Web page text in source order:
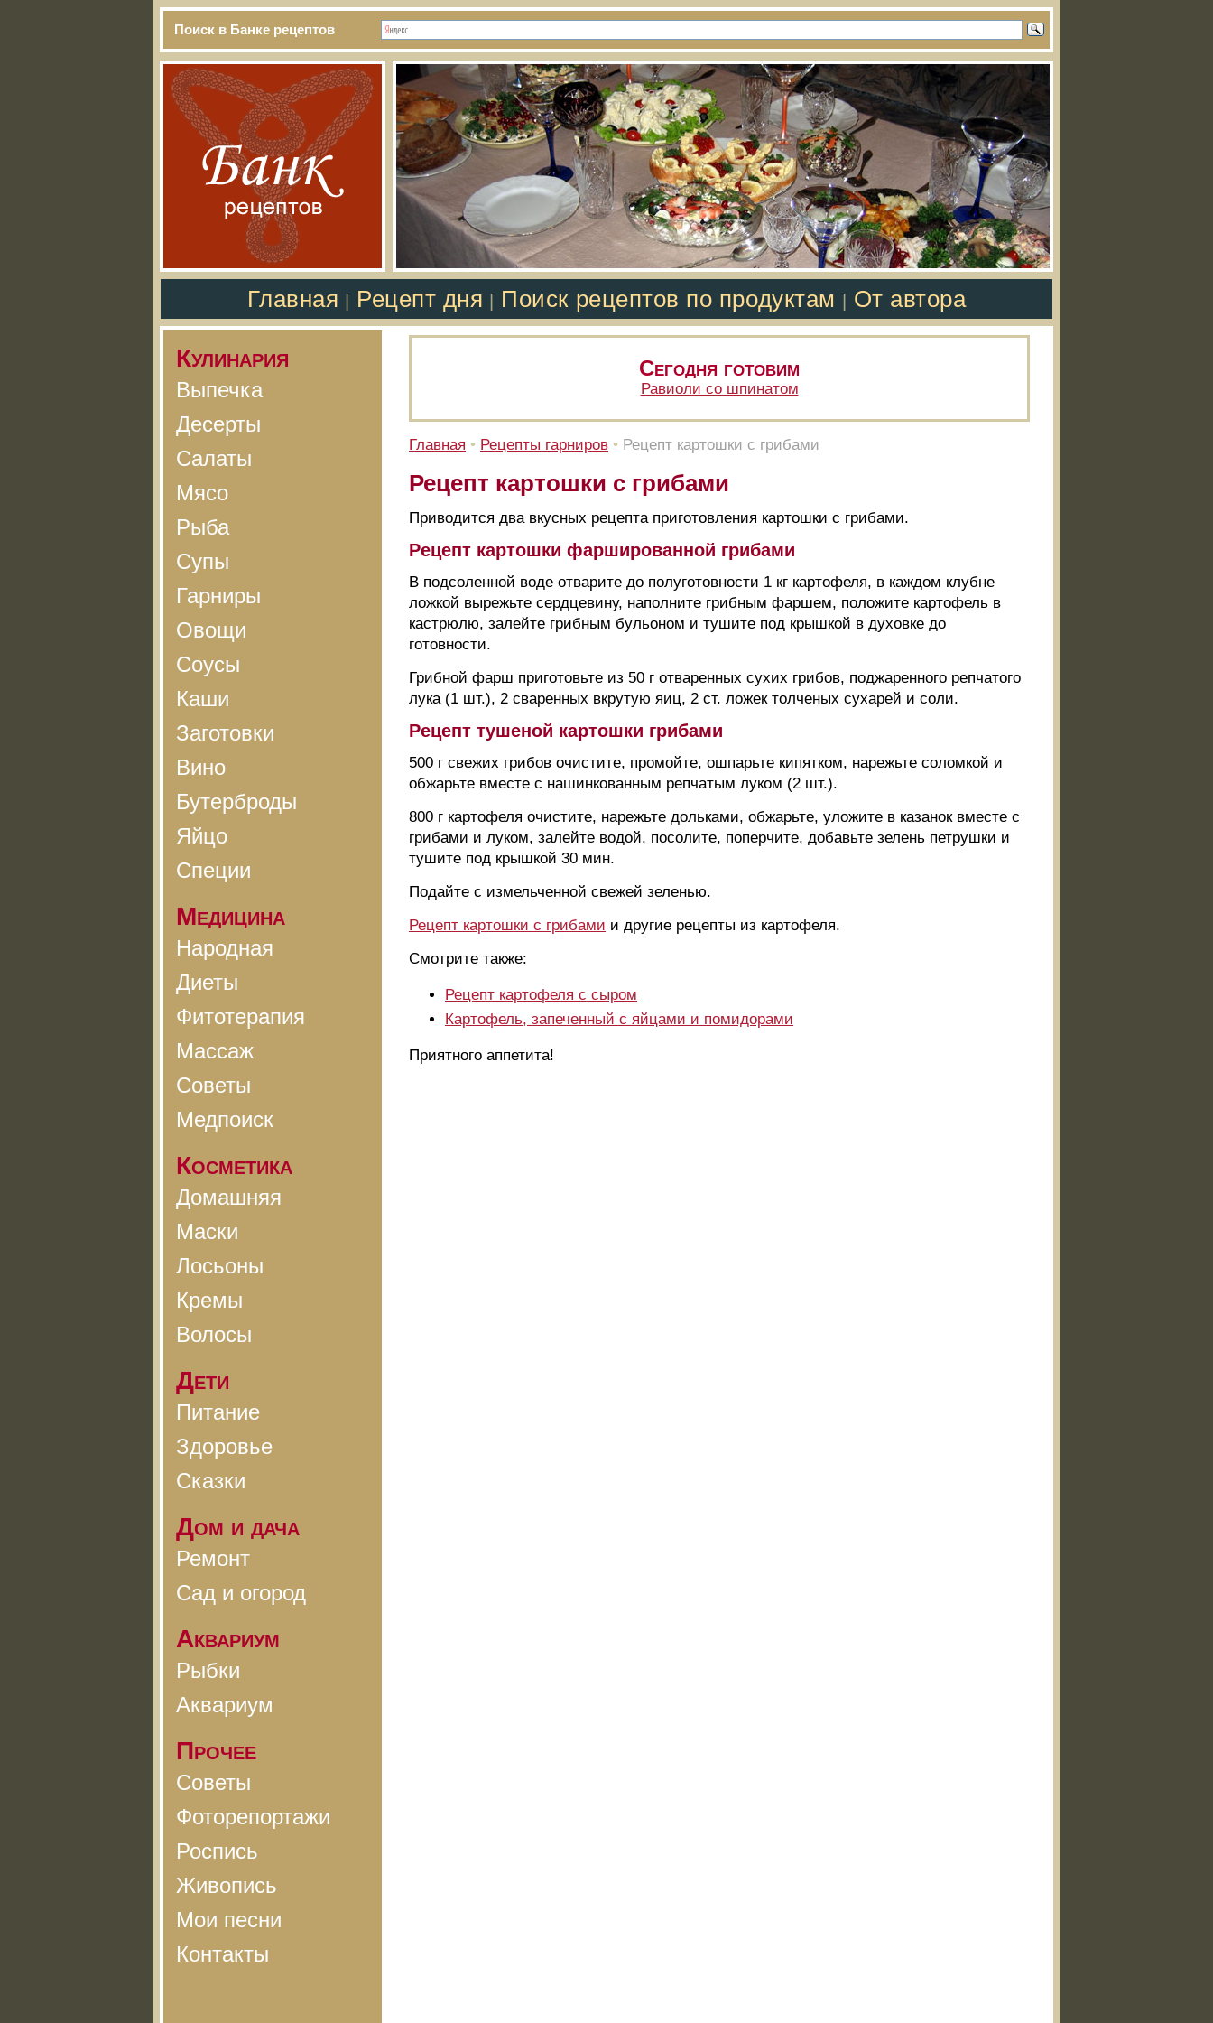
Поиск в Банке рецептов
Главная Рецепт дня Поиск рецептов по продуктам От автора
Кулинария
Выпечка
Десерты
Салаты
Мясо
Рыба
Супы
Гарниры
Овощи
Соусы
Каши
Заготовки
Вино
Бутерброды
Яйцо
Специи
Медицина
Народная
Диеты
Фитотерапия
Массаж
Советы
Медпоиск
Косметика
Домашняя
Маски
Лосьоны
Кремы
Волосы
Дети
Питание
Здоровье
Сказки
Дом и дача
Ремонт
Сад и огород
Аквариум
Рыбки
Аквариум
Прочее
Советы
Фоторепортажи
Роспись
Живопись
Мои песни
Контакты
Сегодня готовим
Равиоли со шпинатом
Главная • Рецепты гарниров • Рецепт картошки с грибами
Рецепт картошки с грибами
Приводится два вкусных рецепта приготовления картошки с грибами.
Рецепт картошки фаршированной грибами
В подсоленной воде отварите до полуготовности 1 кг картофеля, в каждом клубне
ложкой вырежьте сердцевину, наполните грибным фаршем, положите картофель в
кастрюлю, залейте грибным бульоном и тушите под крышкой в духовке до
готовности.
Грибной фарш приготовьте из 50 г отваренных сухих грибов, поджаренного репчатого
лука (1 шт.), 2 сваренных вкрутую яиц, 2 ст. ложек толченых сухарей и соли.
Рецепт тушеной картошки грибами
500 г свежих грибов очистите, промойте, ошпарьте кипятком, нарежьте соломкой и
обжарьте вместе с нашинкованным репчатым луком (2 шт.).
800 г картофеля очистите, нарежьте дольками, обжарьте, уложите в казанок вместе с
грибами и луком, залейте водой, посолите, поперчите, добавьте зелень петрушки и
тушите под крышкой 30 мин.
Подайте с измельченной свежей зеленью.
Рецепт картошки с грибами и другие рецепты из картофеля.
Смотрите также:
Рецепт картофеля с сыром
Картофель, запеченный с яйцами и помидорами
Приятного аппетита!